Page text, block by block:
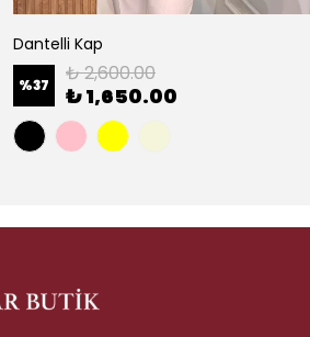
Dantelli Kap
%37 ₺ 2,600.00
₺ 1,650.00